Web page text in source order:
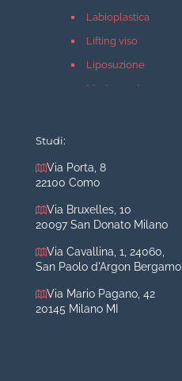
Labioplastica
Lifting viso
Liposuzione
Mastopessi
Rinoplastica
Medicina estetica Milano
Acido ialuronico viso
Aumento labbra
Filler
Studi:
Via Porta, 8
22100 Como
Via Bruxelles, 10
20097 San Donato Milano
Via Cavallina, 1, 24060,
San Paolo d'Argon Bergamo
Via Mario Pagano, 42
20145 Milano MI